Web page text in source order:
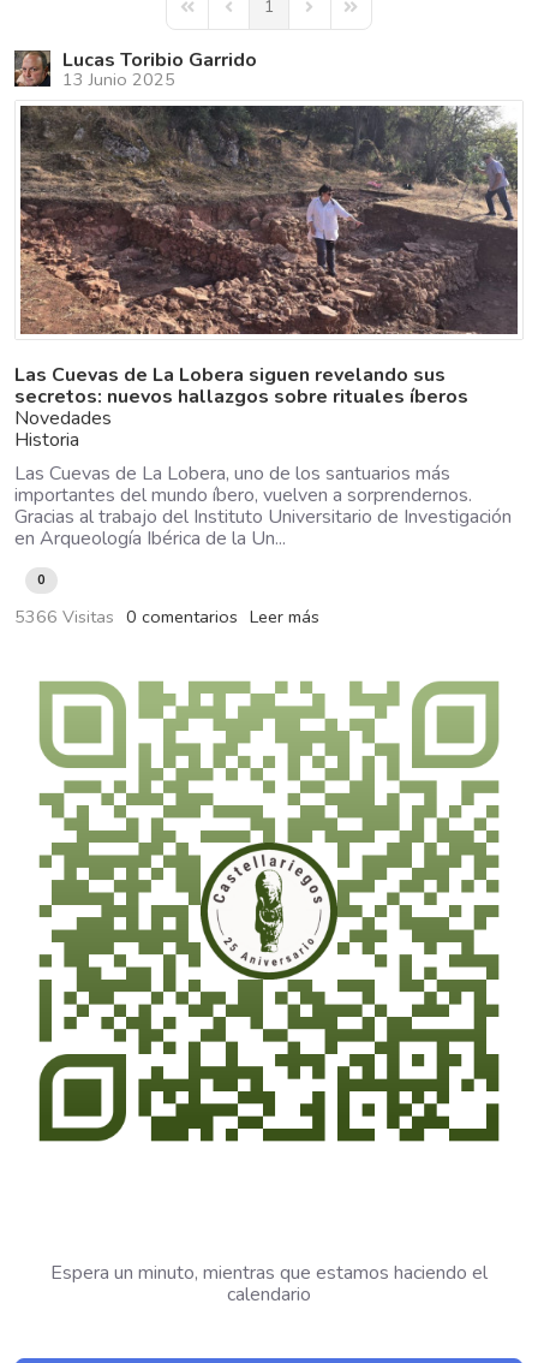
First PagePrevious Page
1 Next PageLast Page
Lucas Toribio Garrido
13 Junio 2025
Las Cuevas de La Lobera siguen revelando sus
secretos: nuevos hallazgos sobre rituales íberos
Novedades
Historia
Las Cuevas de La Lobera, uno de los santuarios más
importantes del mundo íbero, vuelven a sorprendernos.
Gracias al trabajo del Instituto Universitario de Investigación
en Arqueología Ibérica de la Un...
0
5366 Visitas 0 comentarios Leer más
Espera un minuto, mientras que estamos haciendo el
calendario